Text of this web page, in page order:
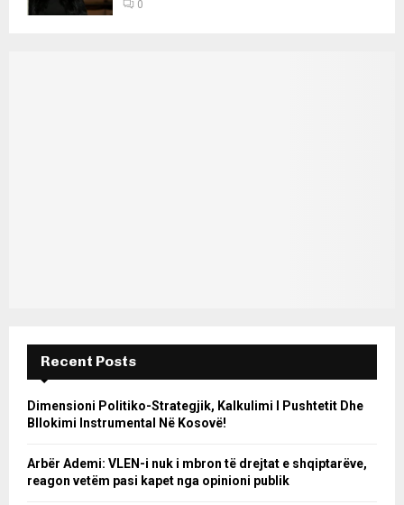
0
Recent Posts
Dimensioni Politiko-Strategjik, Kalkulimi I Pushtetit Dhe
Bllokimi Instrumental Në Kosovë!
Arbër Ademi: VLEN-i nuk i mbron të drejtat e shqiptarëve,
reagon vetëm pasi kapet nga opinioni publik